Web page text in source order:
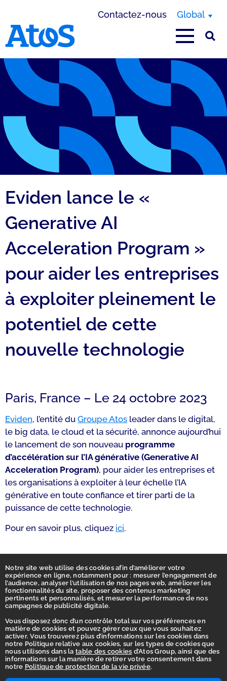
Notre site web utilise des cookies afin d’améliorer votre
expérience en ligne, notamment pour : mesurer l’engagement de
l’audience, analyser l’utilisation de nos pages web, améliorer les
fonctionnalités du site, proposer des contenus marketing
pertinents et personnalisés, et mesurer la performance de nos
campagnes de publicité digitale.
Vous disposez donc d’un contrôle total sur vos préférences en
matière de cookies et pouvez gérer ceux que vous souhaitez
activer. Vous trouverez plus d’informations sur les cookies dans
notre Politique relative aux cookies, sur les types de cookies que
nous utilisons dans la table des cookies d’Atos Group, ainsi que des
informations sur la manière de retirer votre consentement dans
notre Politique de protection de la vie privée.
Contactez-nous Global
Eviden lance le «
Generative AI
Acceleration Program »
pour aider les entreprises
à exploiter pleinement le
potentiel de cette
nouvelle technologie
Paris, France – Le 24 octobre 2023
Eviden, l’entité du Groupe Atos leader dans le digital,
le big data, le cloud et la sécurité, annonce aujourd’hui
le lancement de son nouveau programme
d’accélération sur l’IA générative (Generative AI
Acceleration Program), pour aider les entreprises et
les organisations à exploiter à leur échelle l’IA
générative en toute confiance et tirer parti de la
puissance de cette technologie.
Pour en savoir plus, cliquez ici.
Accueil
Déclaration d’accessibilité
Vie privée